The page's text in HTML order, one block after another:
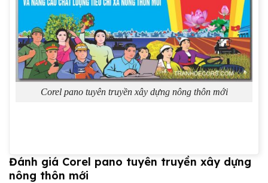
Corel pano tuyên truyền xây dựng nông thôn mới
Đánh giá Corel pano tuyên truyền xây dựng
nông thôn mới